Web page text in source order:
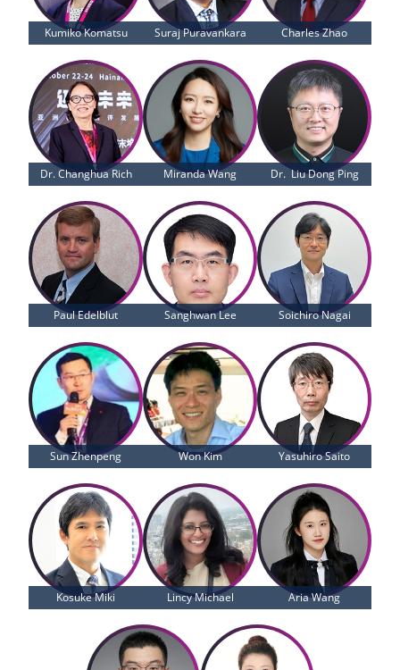
Kumiko Komatsu Suraj Puravankara Charles Zhao
Dr. Changhua Rich Miranda Wang Dr.  Liu Dong Ping
Paul Edelblut Sanghwan Lee Soichiro Nagai
Sun Zhenpeng Won Kim Yasuhiro Saito
Kosuke Miki Lincy Michael Aria Wang